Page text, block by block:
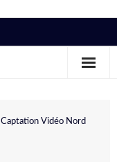
Captation Vidéo Nord